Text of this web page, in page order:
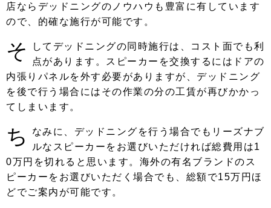
店ならデッドニングのノウハウも豊富に有しています
ので、的確な施行が可能です。
そ
してデッドニングの同時施行は、コスト面でも利
点があります。スピーカーを交換するにはドアの
内張りパネルを外す必要がありますが、デッドニング
を後で行う場合にはその作業の分の工賃が再びかかっ
てしまいます。
ち
なみに、デッドニングを行う場合でもリーズナブ
ルなスピーカーをお選びいただければ総費用は1
0万円を切れると思います。海外の有名ブランドのス
ピーカーをお選びいただく場合でも、総額で15万円ほ
どでご案内が可能です。